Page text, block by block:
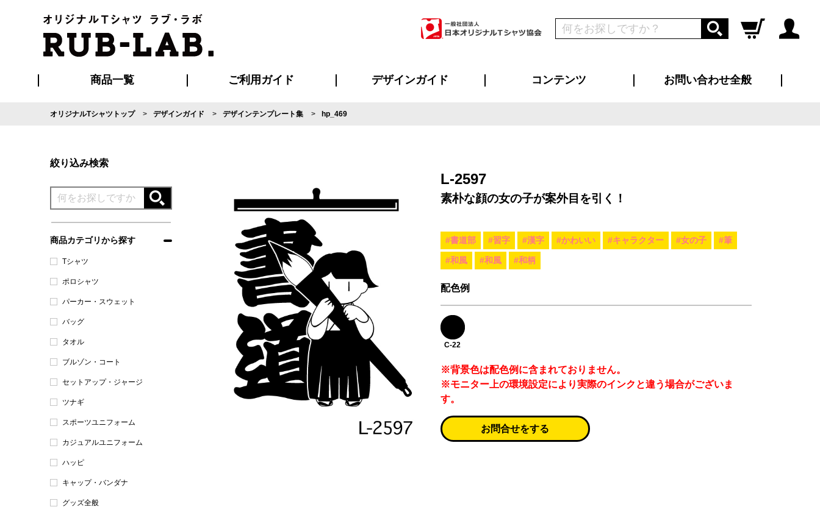
ログイン
商品一覧 ご利用ガイド
ご利用ガイド
はじめての方へ
再注文の方へ
お支払い方法について
割引まとめページ
発送・特急サービスについて
版の保管期限について
マイページ会員のメリット
よくあるご質問
デザインガイド コンテンツ お問い合わせ全般
オリジナルTシャツトップ デザインガイド デザインテンプレート集 hp_469
絞り込み検索
商品カテゴリから探す
Tシャツ
ポロシャツ
パーカー・スウェット
バッグ
タオル
ブルゾン・コート
セットアップ・ジャージ
ツナギ
スポーツユニフォーム
カジュアルユニフォーム
ハッピ
キャップ・バンダナ
グッズ全般
L-2597
素朴な顔の女の子が案外目を引く！
#書道部 #習字 #漢字 #かわいい #キャラクター #女の子 #筆
#和風 #和風 #和柄
配色例
C-22
※背景色は配色例に含まれておりません。
※モニター上の環境設定により実際のインクと違う場合がございま
す。
お問合せをする